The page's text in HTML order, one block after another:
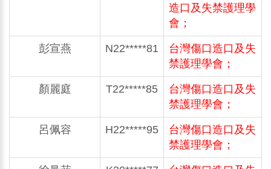
造口及失禁護理學
會；
彭宣燕 N22*****81
台灣傷口造口及失
禁護理學會；
顏麗庭 T22*****85
台灣傷口造口及失
禁護理學會；
呂佩容 H22*****95
台灣傷口造口及失
禁護理學會；